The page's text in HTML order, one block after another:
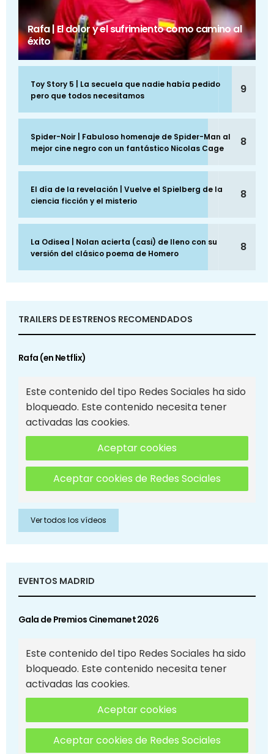
Rafa | El dolor y el sufrimiento como camino al
éxito
Toy Story 5 | La secuela que nadie había pedido
pero que todos necesitamos
9
Spider-Noir | Fabuloso homenaje de Spider-Man al
mejor cine negro con un fantástico Nicolas Cage
8
El día de la revelación | Vuelve el Spielberg de la
ciencia ficción y el misterio
8
La Odisea | Nolan acierta (casi) de lleno con su
versión del clásico poema de Homero
8
TRAILERS DE ESTRENOS RECOMENDADOS
Rafa (en Netflix)
Este contenido del tipo Redes Sociales ha sido
bloqueado. Este contenido necesita tener
activadas las cookies.
Aceptar cookies
Aceptar cookies de Redes Sociales
Ver todos los vídeos
EVENTOS MADRID
Gala de Premios Cinemanet 2026
Este contenido del tipo Redes Sociales ha sido
bloqueado. Este contenido necesita tener
activadas las cookies.
Aceptar cookies
Aceptar cookies de Redes Sociales